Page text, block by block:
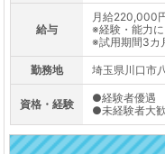
給与
月給220,000
※経験・能力に
※試用期間3カ
勤務地 埼玉県川口市
資格・経験
●経験者優遇
●未経験者大歓